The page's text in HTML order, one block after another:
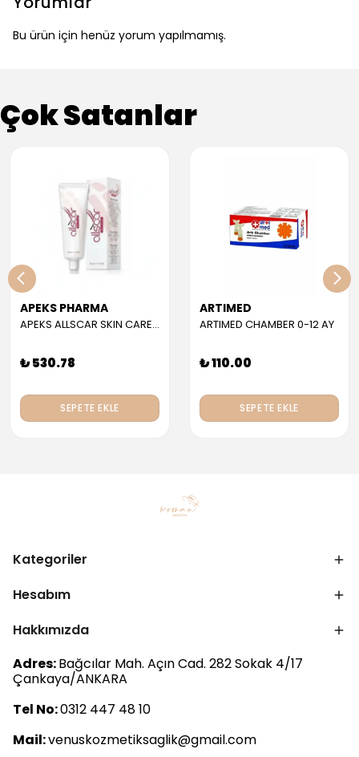
Bu ürün için henüz yorum yapılmamış.
Çok Satanlar
APEKS PHARMA
APEKS ALLSCAR SKIN CARE GEL 30 ML
₺ 530.78
SEPETE EKLE
ARTIMED
ARTIMED CHAMBER 0-12 AY
₺ 110.00
SEPETE EKLE
Kategoriler
Hesabım
Hakkımızda
Adres:Bağcılar Mah. Açın Cad. 282 Sokak 4/17
Çankaya/ANKARA
Tel No:0312 447 48 10
Mail:venuskozmetiksaglik@gmail.com